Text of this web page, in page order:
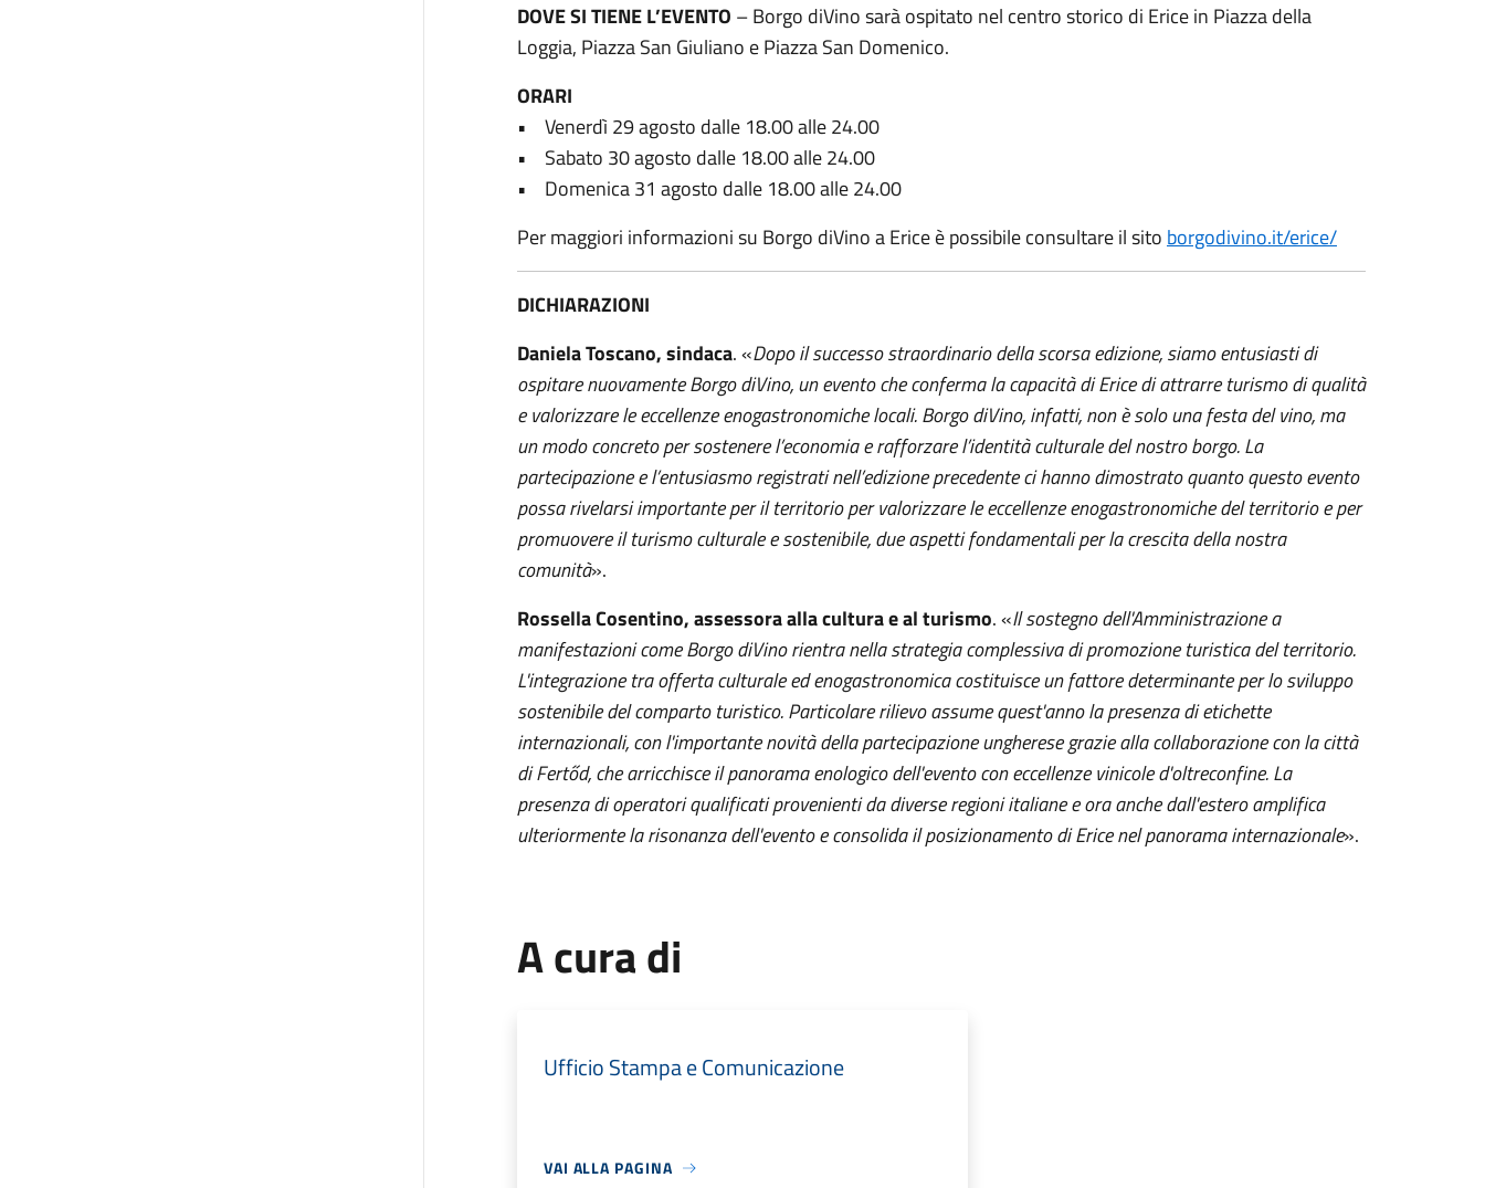
DOVE SI TIENE L’EVENTO – Borgo diVino sarà ospitato nel centro storico di Erice in Piazza della
Loggia, Piazza San Giuliano e Piazza San Domenico.
ORARI
• Venerdì 29 agosto dalle 18.00 alle 24.00
• Sabato 30 agosto dalle 18.00 alle 24.00
• Domenica 31 agosto dalle 18.00 alle 24.00
Per maggiori informazioni su Borgo diVino a Erice è possibile consultare il sito borgodivino.it/erice/
DICHIARAZIONI
Daniela Toscano, sindaca. «Dopo il successo straordinario della scorsa edizione, siamo entusiasti di
ospitare nuovamente Borgo diVino, un evento che conferma la capacità di Erice di attrarre turismo di qualità
e valorizzare le eccellenze enogastronomiche locali. Borgo diVino, infatti, non è solo una festa del vino, ma
un modo concreto per sostenere l’economia e rafforzare l’identità culturale del nostro borgo. La
partecipazione e l’entusiasmo registrati nell’edizione precedente ci hanno dimostrato quanto questo evento
possa rivelarsi importante per il territorio per valorizzare le eccellenze enogastronomiche del territorio e per
promuovere il turismo culturale e sostenibile, due aspetti fondamentali per la crescita della nostra
comunità».
Rossella Cosentino, assessora alla cultura e al turismo. «Il sostegno dell'Amministrazione a
manifestazioni come Borgo diVino rientra nella strategia complessiva di promozione turistica del territorio.
L'integrazione tra offerta culturale ed enogastronomica costituisce un fattore determinante per lo sviluppo
sostenibile del comparto turistico. Particolare rilievo assume quest'anno la presenza di etichette
internazionali, con l'importante novità della partecipazione ungherese grazie alla collaborazione con la città
di Fertőd, che arricchisce il panorama enologico dell'evento con eccellenze vinicole d'oltreconfine. La
presenza di operatori qualificati provenienti da diverse regioni italiane e ora anche dall'estero amplifica
ulteriormente la risonanza dell'evento e consolida il posizionamento di Erice nel panorama internazionale».
A cura di
Ufficio Stampa e Comunicazione
VAI ALLA PAGINA